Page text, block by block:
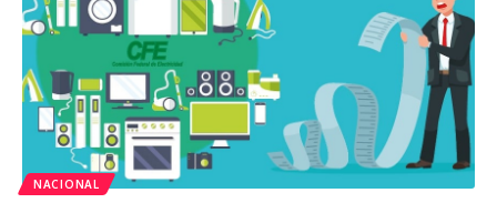
NACIONAL